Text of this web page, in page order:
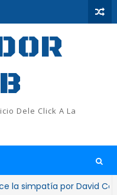
Dele Click A La
por David Collado